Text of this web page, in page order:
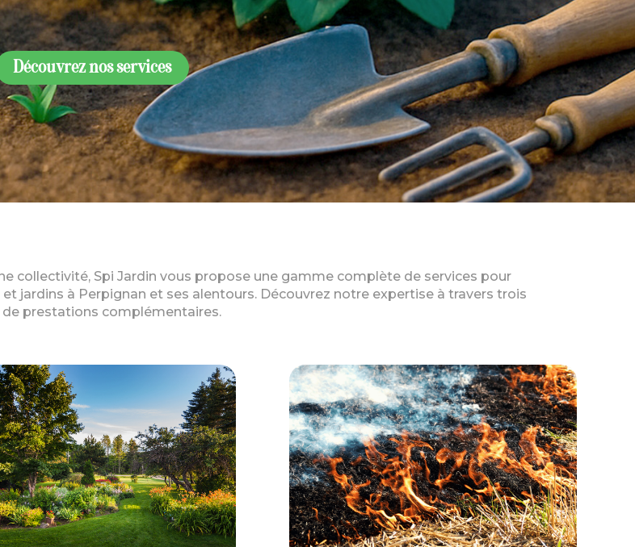
Découvrez nos services
collectivité, Spi Jardin vous propose une gamme complète de services pour
jardins à Perpignan et ses alentours. Découvrez notre expertise à travers trois
de prestations complémentaires.